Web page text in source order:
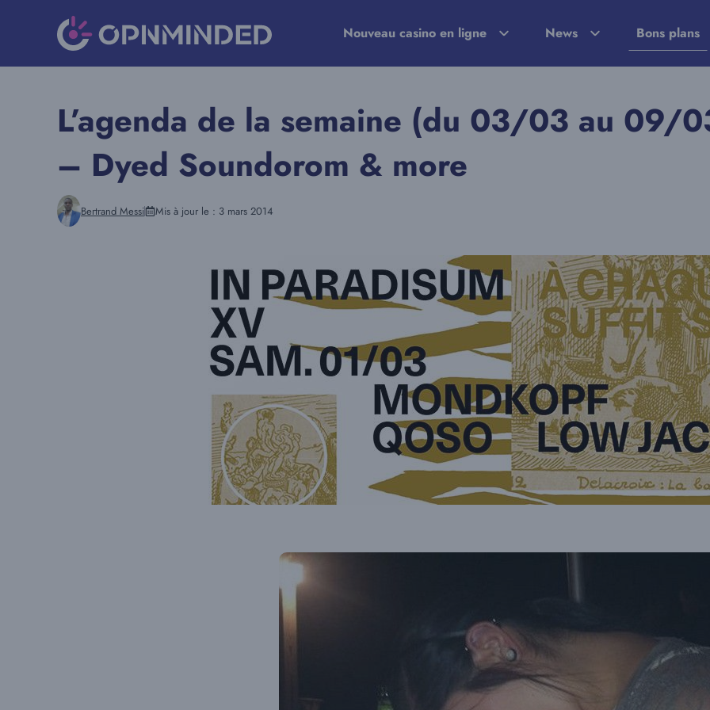
Nouveau casino en ligne News Bons plans
L’agenda de la semaine (du 03/03 au 09/
– Dyed Soundorom & more
Bertrand Messi Mis à jour le : 3 mars 2014